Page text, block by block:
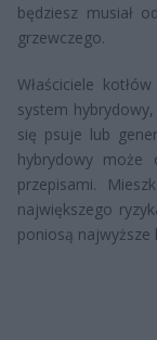
będziesz musiał
grzewczego.
Właściciele
system
się psuje lub
hybrydowy może
przepisami.
największego
poniosą najwyższe